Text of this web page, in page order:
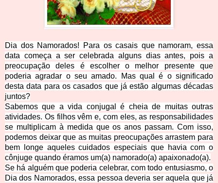
Dia dos Namorados! Para os casais que namoram, essa
data começa a ser celebrada alguns dias antes, pois a
preocupação deles é escolher o melhor presente que
poderia agradar o seu amado. Mas qual é o significado
desta data para os casados que já estão algumas décadas
juntos?
Sabemos que a vida conjugal é cheia de muitas outras
atividades. Os filhos vêm e, com eles, as responsabilidades
se multiplicam à medida que os anos passam. Com isso,
podemos deixar que as muitas preocupações arrastem para
bem longe aqueles cuidados especiais que havia com o
cônjuge quando éramos um(a) namorado(a) apaixonado(a).
Se há alguém que poderia celebrar, com todo entusiasmo, o
Dia dos Namorados, essa pessoa deveria ser aquela que já